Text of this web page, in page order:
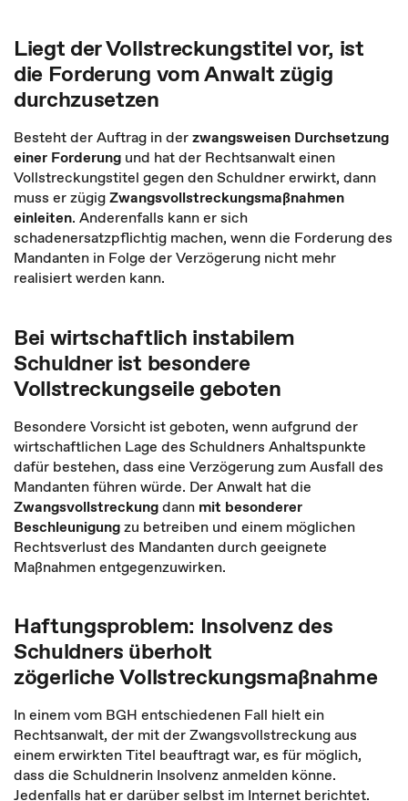
Liegt der Vollstreckungstitel vor, ist
die Forderung vom Anwalt zügig
durchzusetzen
Besteht der Auftrag in derzwangsweisen Durchsetzung
einer Forderung und hat der Rechtsanwalt einen
Vollstreckungstitel gegen den Schuldner erwirkt, dann
muss er zügigZwangsvollstreckungsmaßnahmen
einleiten. Anderenfalls kann er sich
schadenersatzpflichtig machen, wenn die Forderung des
Mandanten in Folge der Verzögerung nicht mehr
realisiert werden kann.
Bei wirtschaftlich instabilem
Schuldner ist besondere
Vollstreckungseile geboten
Besondere Vorsicht ist geboten, wenn aufgrund der
wirtschaftlichen Lage des Schuldners Anhaltspunkte
dafür bestehen, dass eine Verzögerung zum Ausfall des
Mandanten führen würde. Der Anwalt hat die
Zwangsvollstreckungdann mit besonderer
Beschleunigungzu betreiben und einem möglichen
Rechtsverlust des Mandanten durch geeignete
Maßnahmen entgegenzuwirken.
Haftungsproblem: Insolvenz des
Schuldners überholt
zögerliche Vollstreckungsmaßnahme
In einem vom BGH entschiedenen Fall hielt ein
Rechtsanwalt, der mit der Zwangsvollstreckung aus
einem erwirkten Titel beauftragt war, es für möglich,
dass die Schuldnerin Insolvenz anmelden könne.
Jedenfalls hat er darüber selbst im Internet berichtet.